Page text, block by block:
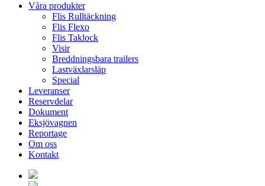
Våra produkter
Flis Rulltäckning
Flis Flexo
Flis Taklock
Visir
Breddningsbara trailers
Lastväxlarsläp
Special
Leveranser
Reservdelar
Dokument
Eksjövagnen
Reportage
Om oss
Kontakt